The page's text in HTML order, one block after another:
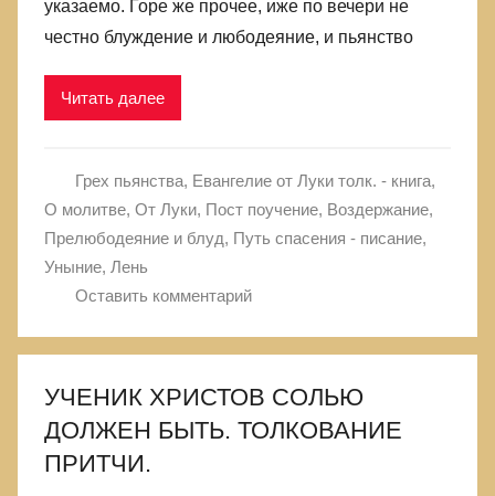
указаемо. Горе же прочее, иже по вечери не
честно блуждение и любодеяние, и пьянство
Читать далее
Грех пьянства, Евангелие от Луки толк. - книга,
О молитве, От Луки, Пост поучение, Воздержание,
Прелюбодеяние и блуд, Путь спасения - писание,
Уныние, Лень
Оставить комментарий
УЧЕНИК ХРИСТОВ СОЛЬЮ
ДОЛЖЕН БЫТЬ. ТОЛКОВАНИЕ
ПРИТЧИ.